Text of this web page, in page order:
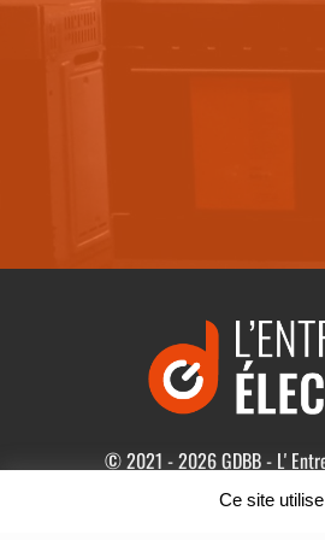
© 2021 - 2026 GDBB - L'
Ce site